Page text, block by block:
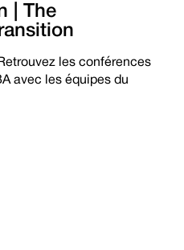
| The
les conférences
avec les équipes du